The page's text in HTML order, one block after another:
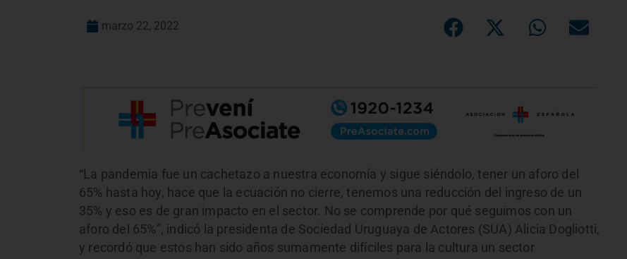
marzo 22, 2022
“La pandemia fue un cachetazo a nuestra economía y sigue siéndolo, tener un aforo del
65% hasta hoy, hace que la ecuación no cierre, tenemos una reducción del ingreso de un
35% y eso es de gran impacto en el sector. No se comprende por qué seguimos con un
aforo del 65%”, indicó la presidenta de Sociedad Uruguaya de Actores (SUA) Alicia Dogliotti,
y recordó que estos han sido años sumamente difíciles para la cultura un sector